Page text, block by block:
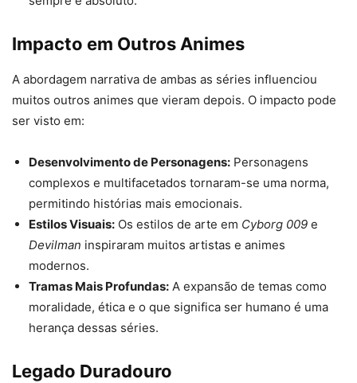
Impacto em Outros Animes
A abordagem narrativa de ambas as séries influenciou
muitos outros animes que vieram depois. O impacto pode
ser visto em:
Desenvolvimento de Personagens: Personagens
complexos e multifacetados tornaram-se uma norma,
permitindo histórias mais emocionais.
Estilos Visuais: Os estilos de arte em Cyborg 009 e
Devilman inspiraram muitos artistas e animes
modernos.
Tramas Mais Profundas: A expansão de temas como
moralidade, ética e o que significa ser humano é uma
herança dessas séries.
Legado Duradouro